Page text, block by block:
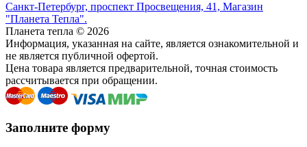
Санкт-Петербург, проспект Просвещения, 41, Магазин
"Планета Тепла".
Планета тепла © 2026
Информация, указанная на сайте, является ознакомительной и
не является публичной офертой.
Цена товара является предварительной, точная стоимость
рассчитывается при обращении.
Заполните форму